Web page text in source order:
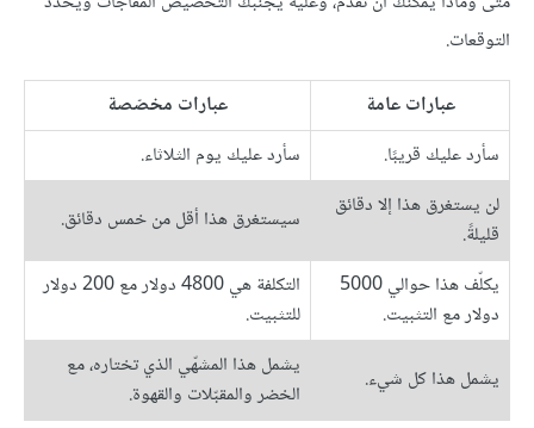
التوقعات.
عبارات عامة
عبارات مخصّصة
سأرد عليك قريبًا.
سأرد عليك يوم الثلاثاء.
لن يستغرق هذا إلا دقائق
قليلةً.
سيستغرق هذا أقل من خمس دقائق.
يكلّف هذا حوالي 5000
دولار مع التثبيت.
التكلفة هي 4800 دولار مع 200 دولار
للتثبيت.
يشمل هذا كل شيء.
يشمل هذا المشهّي الذي تختاره، مع
الخضر والمقبّلات والقهوة.